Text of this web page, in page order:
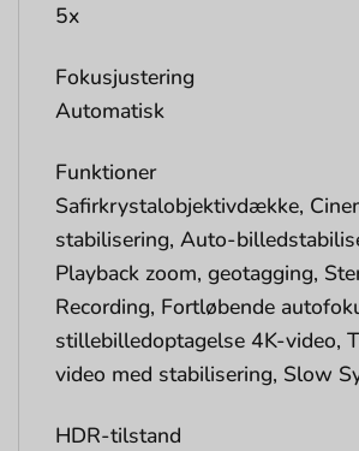
5x
Fokusjustering
Automatisk
Funktioner
Safirkrystalobjektivdække,
stabilisering, Auto-
Playback zoom, geotagging,
Recording, Fortløbende
stillebilledoptagelse 4K-video,
video med stabilisering, Slow
HDR-tilstand